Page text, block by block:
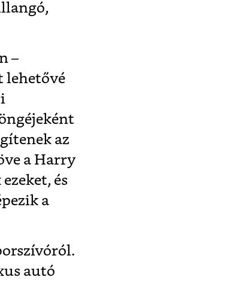
–
lehetővé
az
a Harry
és
a
autó